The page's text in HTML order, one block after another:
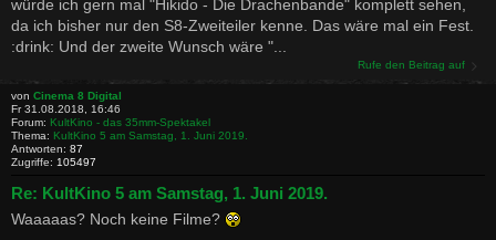
würde ich gern mal "Hikido - Die Drachenbande" komplett sehen,
da ich bisher nur den S8-Zweiteiler kenne. Das wäre mal ein Fest.
:drink: Und der zweite Wunsch wäre "...
Rufe den Beitrag auf
von Cinema 8 Digital
Fr 31.08.2018, 16:46
Forum: KultKino - das 35mm-Spektakel
Thema: KultKino 5 am Samstag, 1. Juni 2019.
Antworten: 87
Zugriffe: 105497
Re: KultKino 5 am Samstag, 1. Juni 2019.
Waaaaas? Noch keine Filme?